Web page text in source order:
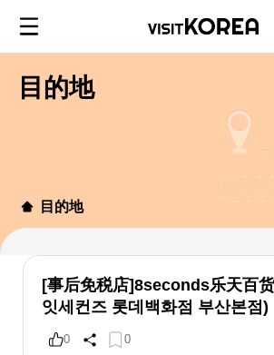
目的地
目的地
[事后免税店]8seconds乐天百货
잇세컨즈 롯데백화점 부산본점)
0 0